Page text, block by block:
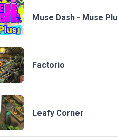
Muse Dash - Muse
Factorio
Leafy Corner